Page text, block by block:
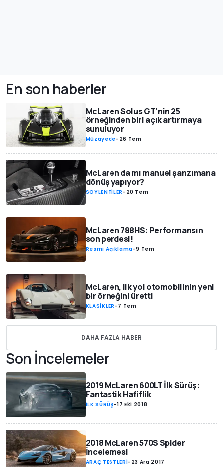
En son haberler
McLaren Solus GT'nin 25
örneğinden biri açık artırmaya
sunuluyor
Müzayede- 26 Tem
McLaren da mı manuel şanzımana
dönüş yapıyor?
SÖYLENTİLER - 20 Tem
McLaren 788HS: Performansın
son perdesi!
Resmi Açıklama-9 Tem
McLaren, ilk yol otomobilinin yeni
bir örneğini üretti
KLASİKLER -7 Tem
DAHA FAZLA HABER
Son İncelemeler
2019 McLaren 600LT İlk Sürüş:
Fantastik Hafiflik
İLK SÜRÜŞ-17 Eki 2018
2018 McLaren 570S Spider
İncelemesi
ARAÇ TESTLERİ- 23 Ara 2017